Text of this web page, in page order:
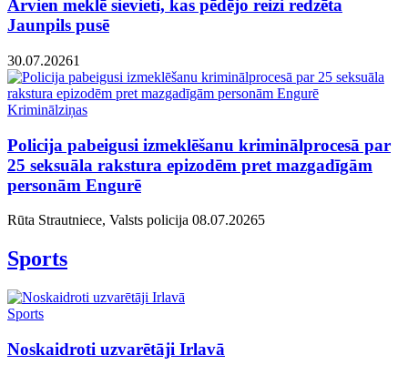
Arvien meklē sievieti, kas pēdējo reizi redzēta
Jaunpils pusē
30.07.20261
Kriminālziņas
Policija pabeigusi izmeklēšanu kriminālprocesā par
25 seksuāla rakstura epizodēm pret mazgadīgām
personām Engurē
Rūta Strautniece, Valsts policija 08.07.20265
Sports
Sports
Noskaidroti uzvarētāji Irlavā